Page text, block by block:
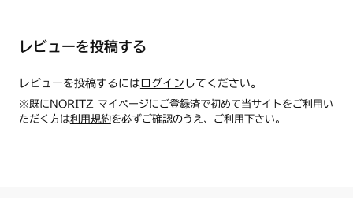
レビューを投稿する
レビューを投稿するにはログイン してください。
※既にNORITZ マイページにご登録済で初めて当サイトをご利用い
ただく方は利用規約を必ずご確認のうえ、ご利用下さい。